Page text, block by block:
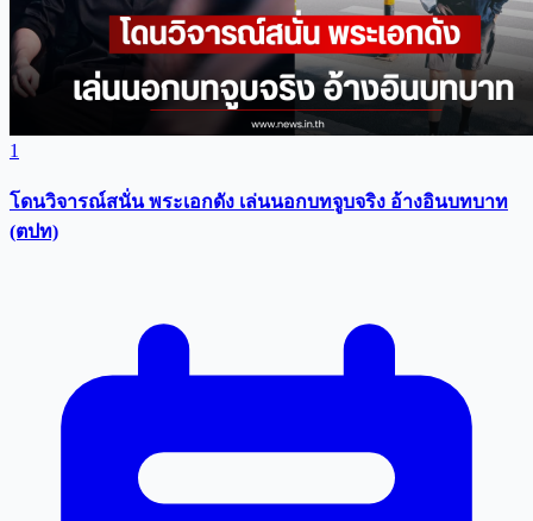
1
โดนวิจารณ์สนั่น พระเอกดัง เล่นนอกบทจูบจริง อ้างอินบทบาท
(ตปท)